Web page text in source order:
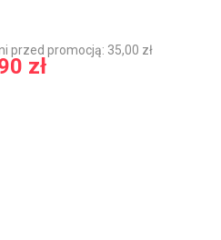
przed promocją: 35,00 zł
zł